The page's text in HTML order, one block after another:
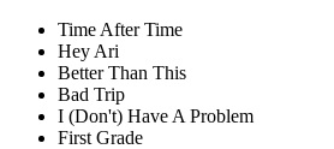
Time After Time
Hey Ari
Better Than This
Bad Trip
I (Don't) Have A Problem
First Grade